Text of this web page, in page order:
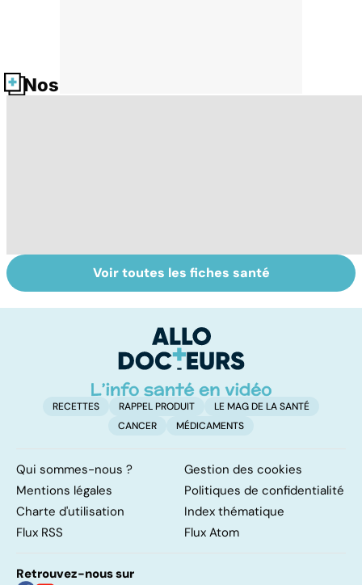
Nos fiches santé
Suicide : prévenir
le passage à
Un rhume, ça se
soigne ?
Voir toutes les fiches santé
RECETTES RAPPEL PRODUIT
LE MAG DE LA SANTÉ
CANCER
MÉDICAMENTS
Qui sommes-nous ?
Gestion des cookies
Mentions légales
Politiques de confidentialité
Charte d'utilisation
Index thématique
Flux RSS
Flux Atom
Retrouvez-nous sur